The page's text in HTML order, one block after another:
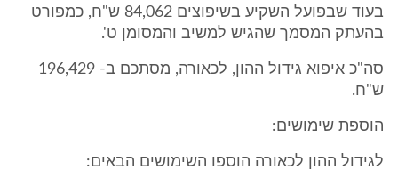
בעוד שבפועל השקיע בשיפוצים 84,062 ש"ח, כמפורט
בהעתק המסמך שהגיש למשיב והמסומן ט'.
סה"כ איפוא גידול ההון, לכאורה, מסתכם ב- 196,429
ש"ח.
הוספת שימושים:
לגידול ההון לכאורה הוספו השימושים הבאים: